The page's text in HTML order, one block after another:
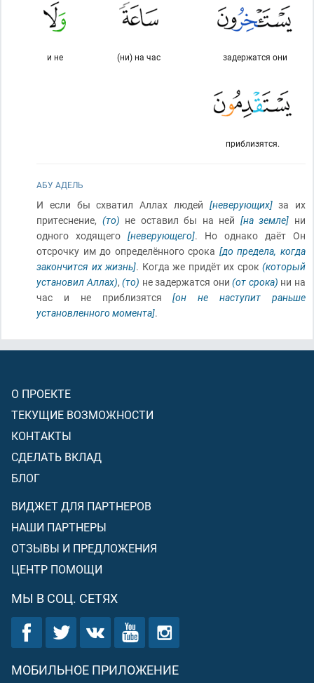
задержатся они
(ни) на час
и не
приблизятся.
АБУ АДЕЛЬ
И если бы схватил Аллах людей [неверующих]за их
притеснение, (то) не оставил бы на ней [на земле] ни
одного ходящего [неверующего]. Но однако даёт Он
отсрочку им до определённого срока [до предела, когда
закончится их жизнь]. Когда же придёт их срок (который
установил Аллах),(то) не задержатся они(от срока) ни на
час и не приблизятся[он не наступит раньше
установленного момента].
О ПРОЕКТЕ
ТЕКУЩИЕ ВОЗМОЖНОСТИ
КОНТАКТЫ
СДЕЛАТЬ ВКЛАД
БЛОГ
ВИДЖЕТ ДЛЯ ПАРТНЕРОВ
НАШИ ПАРТНЕРЫ
ОТЗЫВЫ И ПРЕДЛОЖЕНИЯ
ЦЕНТР ПОМОЩИ
МЫ В СОЦ. СЕТЯХ
МОБИЛЬНОЕ ПРИЛОЖЕНИЕ